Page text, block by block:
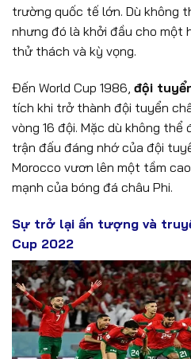
trường quốc tế lớn. Dù không
nhưng đó là khởi đầu cho một
thử thách và kỳ vọng.
Đến World Cup 1986, đội
tích khi trở thành đội tuyển
vòng 16 đội. Mặc dù không thể
trận đấu đáng nhớ của đội
Morocco vươn lên một tầm
mạnh của bóng đá châu Phi.
Sự trở lại ấn tượng và
Cup 2022